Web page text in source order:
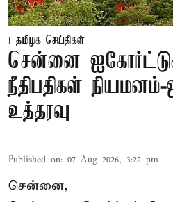
தமிழக செய்திகள்
சென்னை
நீதிபதிகள் நியமனம்-
உத்தரவு
Published on: 07 Aug 2026, 3:22 pm
சென்னை,